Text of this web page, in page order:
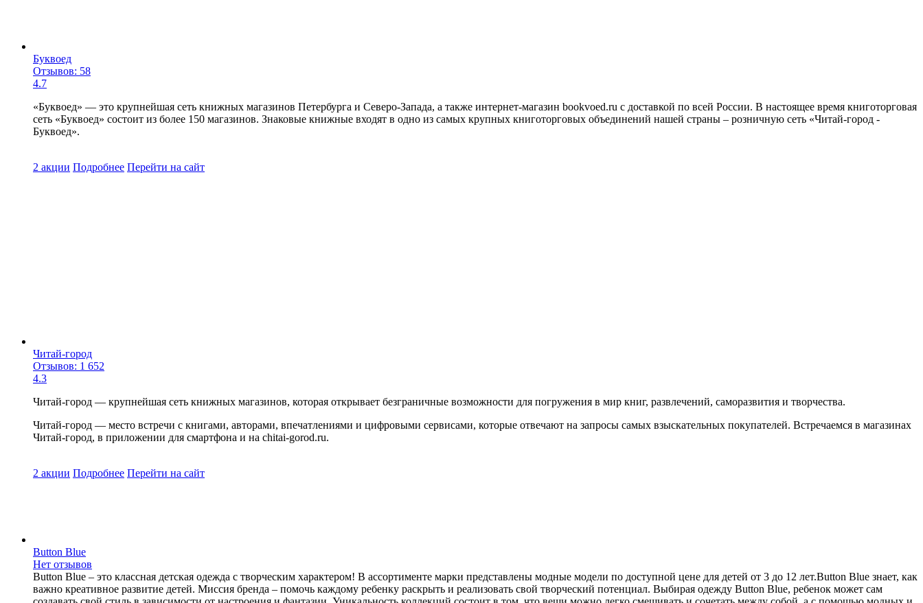
Буквоед
Отзывов: 58
4.7
«Буквоед» — это крупнейшая сеть книжных магазинов Петербурга и Северо-Запада, а также интернет-магазин bookvoed.ru с доставкой по всей России. В настоящее время книготорговая
сеть «Буквоед» состоит из более 150 магазинов. Знаковые книжные входят в одно из самых крупных книготорговых объединений нашей страны – розничную сеть «Читай-город -
Буквоед».
2 акции Подробнее Перейти на сайт
Читай-город
Отзывов: 1 652
4.3
Читай-город — крупнейшая сеть книжных магазинов, которая открывает безграничные возможности для погружения в мир книг, развлечений, саморазвития и творчества.
Читай-город — место встречи с книгами, авторами, впечатлениями и цифровыми сервисами, которые отвечают на запросы самых взыскательных покупателей. Встречаемся в магазинах
Читай-город, в приложении для смартфона и на chitai-gorod.ru.
2 акции Подробнее Перейти на сайт
Buttоn Blue
Нет отзывов
Button Blue – это классная детская одежда с творческим характером! В ассортименте марки представлены модные модели по доступной цене для детей от 3 до 12 лет.Button Blue знает, как
важно креативное развитие детей. Миссия бренда – помочь каждому ребенку раскрыть и реализовать свой творческий потенциал. Выбирая одежду Button Blue, ребенок может сам